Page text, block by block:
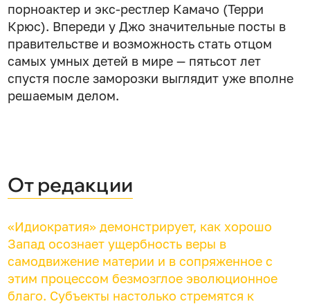
порноактер и экс-рестлер Камачо (Терри
Крюс). Впереди у Джо значительные посты в
правительстве и возможность стать отцом
самых умных детей в мире — пятьсот лет
спустя после заморозки выглядит уже вполне
решаемым делом.
От редакции
«Идиократия» демонстрирует, как хорошо
Запад осознает ущербность веры в
самодвижение материи и в сопряженное с
этим процессом безмозглое эволюционное
благо. Субъекты настолько стремятся к